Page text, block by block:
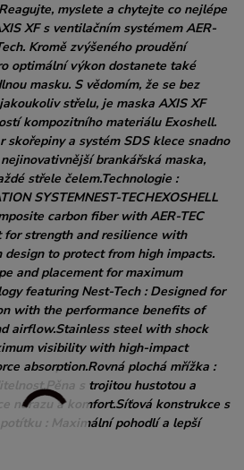
myslete a chytejte co nejlépe
XF s ventilačním systémem AER-
Kromě zvýšeného proudění
optimální výkon dostanete také
masku. S vědomím, že se bez
střelu, je maska AXIS XF
kompozitního materiálu Exoshell.
skořepiny a systém SDS klece snadno
brankářská maska,
střele čelem.Technologie :
SYSTEMNEST-TECHEXOSHELL
carbon fiber with AER-TEC
strength and resilience with
to protect from high impacts.
and placement for maximum
featuring Nest-Tech : Designed for
with the performance benefits of
airflow.Stainless steel with shock
visibility with high-impact
absorption.Rovná plochá mřížka :
s trojitou hustotou a
nárazu a komfort.Síťová konstrukce s
: Maximální pohodlí a lepší